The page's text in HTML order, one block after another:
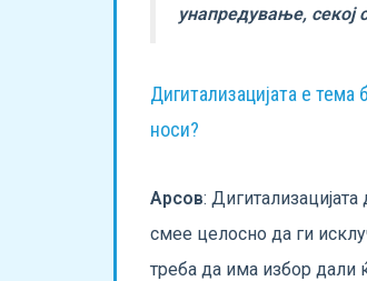
унапредување, секој
Дигитализацијата е тема
носи?
Арсов:
смее целосно да ги
треба да има избор дали